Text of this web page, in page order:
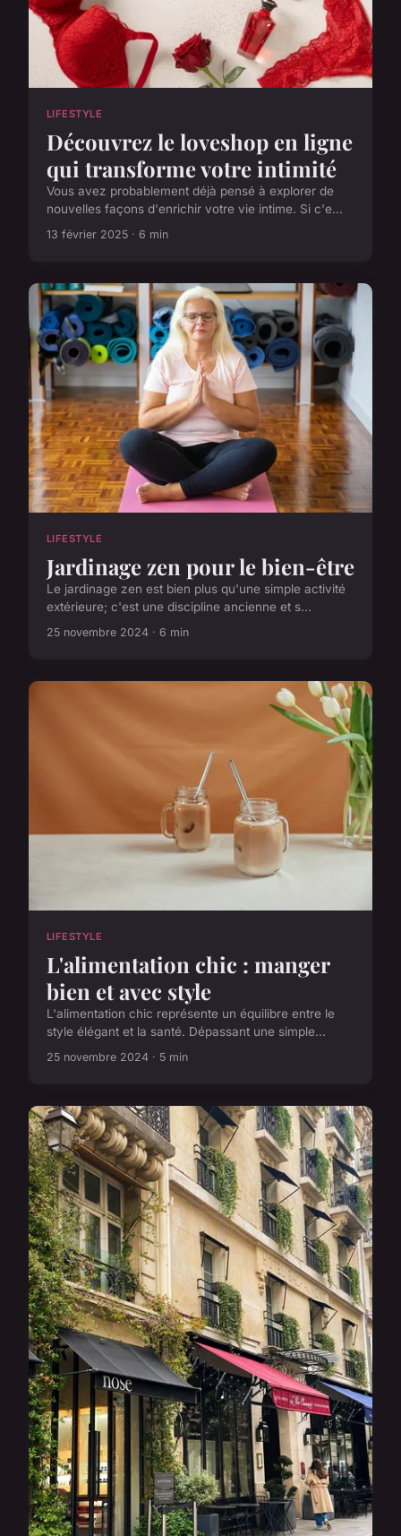
LIFESTYLE
Découvrez le loveshop en ligne
qui transforme votre intimité
Vous avez probablement déjà pensé à explorer de
nouvelles façons d'enrichir votre vie intime. Si c'e...
13 février 2025 · 6 min
LIFESTYLE
Jardinage zen pour le bien-être
Le jardinage zen est bien plus qu'une simple activité
extérieure; c'est une discipline ancienne et s...
25 novembre 2024 · 6 min
LIFESTYLE
L'alimentation chic : manger
bien et avec style
L'alimentation chic représente un équilibre entre le
style élégant et la santé. Dépassant une simple...
25 novembre 2024 · 5 min